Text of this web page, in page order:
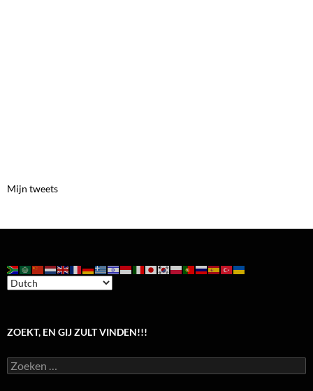
Mijn tweets
ZOEKT, EN GIJ ZULT VINDEN!!!
Zoeken
naar: